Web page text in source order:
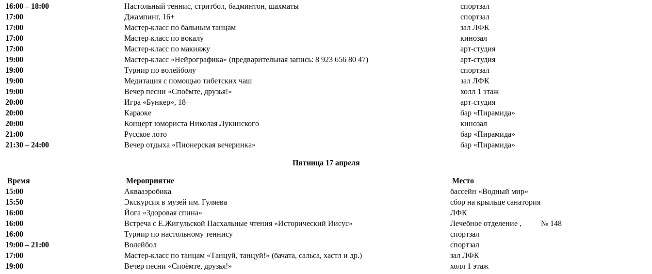
16:00 – 18:00
Настольный теннис, стритбол, бадминтон, шахматы
спортзал
17:00 Джампинг, 16+
спортзал
17:00
Мастер-класс по бальным танцам
зал ЛФК
17:00
Мастер-класс по вокалу
кинозал
17:00
Мастер-класс по макияжу
арт-студия
19:00
Мастер-класс «Нейрографика» (предварительная запись: 8 923 656 80 47)
арт-студия
19:00
Турнир по волейболу
спортзал
19:00
Медитация с помощью тибетских чаш
зал ЛФК
19:00
Вечер песни «Споёмте, друзья!»
холл 1 этаж
20:00
Игра «Бункер», 18+
арт-студия
20:00
Караоке
бар «Пирамида»
20:00
Концерт юмориста Николая Лукинского
кинозал
21:00
Русское лото
бар «Пирамида»
21:30 – 24:00
Вечер отдыха «Пионерская вечеринка» бар «Пирамида»
Пятница 17 апреля
Время Мероприятие
Место
15:00
Аквааэробика
бассейн «Водный мир»
15:50
Экскурсия в музей им. Гуляева
сбор на крыльце санатория
16:00
Йога «Здоровая спина»
ЛФК
16:00
Встреча с Е.Жигульской Пасхальные чтения «Исторический Иисус»
Лечебное отделение , № 148
16:00
Турнир по настольному теннису
спортзал
19:00 – 21:00
Волейбол
спортзал
17:00
Мастер-класс по танцам «Танцуй, танцуй!» (бачата, сальса, хастл и др.)
зал ЛФК
19:00
Вечер песни «Споёмте, друзья!»
холл 1 этаж